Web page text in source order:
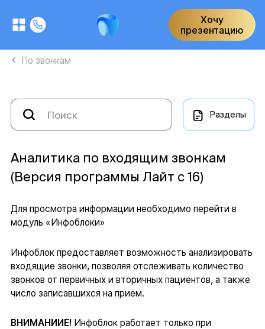
Хочу
презентацию
По звонкам
Разделы
Аналитика по входящим звонкам
(Версия программы Лайт с 16)
Для просмотра информации необходимо перейти в
модуль «Инфоблоки»
Инфоблок предоставляет возможность анализировать
входящие звонки, позволяя отслеживать количество
звонков от первичных и вторичных пациентов, а также
число записавшихся на прием.
ВНИМАНИИЕ! Инфоблок работает только при